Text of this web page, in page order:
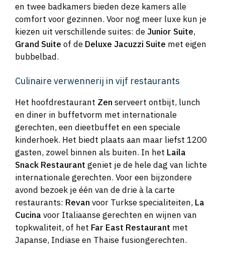
en twee badkamers bieden deze kamers alle
comfort voor gezinnen. Voor nog meer luxe kun je
kiezen uit verschillende suites: deJunior Suite,
Grand Suite of de Deluxe Jacuzzi Suite met eigen
bubbelbad.
Culinaire verwennerij in vijf restaurants
Het hoofdrestaurant Zen serveert ontbijt, lunch
en diner in buffetvorm met internationale
gerechten, een dieetbuffet en een speciale
kinderhoek. Het biedt plaats aan maar liefst 1200
gasten, zowel binnen als buiten. In het Laila
Snack Restaurant geniet je de hele dag van lichte
internationale gerechten. Voor een bijzondere
avond bezoek je één van de drie à la carte
restaurants: Revan voor Turkse specialiteiten, La
Cucina voor Italiaanse gerechten en wijnen van
topkwaliteit, of het Far East Restaurant met
Japanse, Indiase en Thaise fusiongerechten.